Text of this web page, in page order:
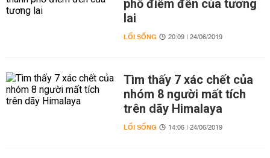
phố điểm đến của tương
lai
LỐI SỐNG 20:09 | 24/06/2019
Tìm thấy 7 xác chết của
nhóm 8 người mất tích
trên dãy Himalaya
LỐI SỐNG 14:06 | 24/06/2019